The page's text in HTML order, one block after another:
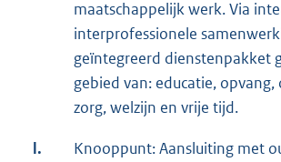
maatschappelijk werk. Via
interprofessionele
geïntegreerd dienstenpakket
gebied van: educatie,
zorg, welzijn en vrije tijd.
l.
Knooppunt: Aansluiting met